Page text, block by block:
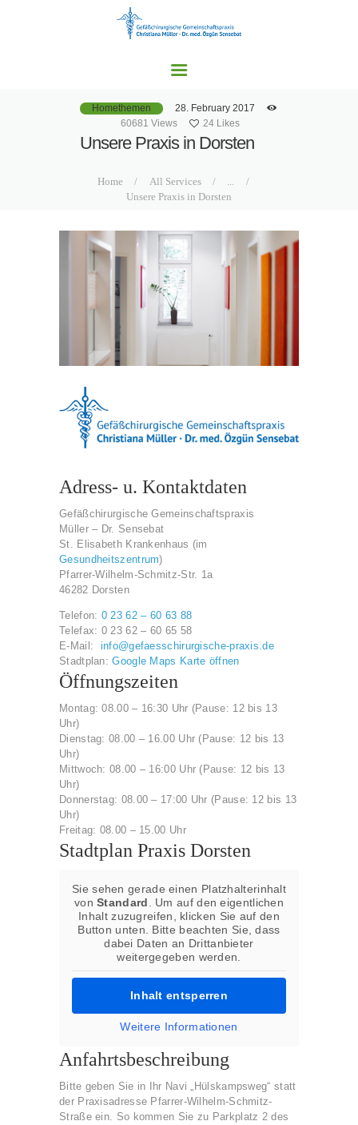
Homethemen
28. February 2017
60681 Views 24 Likes
Unsere Praxis in Dorsten
Home All Services
...
Unsere Praxis in Dorsten
UNSERE PRAXEN
LEISTUNGSSPEKTRU
AKTUELLES
KONTAKT
Adress- u. Kontaktdaten
Gefäßchirurgische Gemeinschaftspraxis
Müller – Dr. Sensebat
St. Elisabeth Krankenhaus (im
Gesundheitszentrum)
Pfarrer-Wilhelm-Schmitz-Str. 1a
46282 Dorsten
Telefon: 0 23 62 – 60 63 88
Telefax: 0 23 62 – 60 65 58
E-Mail: info@gefaesschirurgische-praxis.de
Stadtplan:Google Maps Karte öffnen
Öffnungszeiten
Montag: 08.00 – 16:30 Uhr (Pause: 12 bis 13
Uhr)
Dienstag: 08.00 – 16.00 Uhr (Pause: 12 bis 13
Uhr)
Mittwoch: 08.00 – 16:00 Uhr (Pause: 12 bis 13
Uhr)
Donnerstag: 08.00 – 17:00 Uhr (Pause: 12 bis 13
Uhr)
Freitag: 08.00 – 15.00 Uhr
Stadtplan Praxis Dorsten
Sie sehen gerade einen Platzhalterinhalt
vonStandard. Um auf den eigentlichen
Inhalt zuzugreifen, klicken Sie auf den
Button unten. Bitte beachten Sie, dass
dabei Daten an Drittanbieter
weitergegeben werden.
Inhalt entsperren
Weitere Informationen
Anfahrtsbeschreibung
Bitte geben Sie in Ihr Navi „Hülskampsweg“ statt
der Praxisadresse Pfarrer-Wilhelm-Schmitz-
Straße ein. So kommen Sie zu Parkplatz 2 des